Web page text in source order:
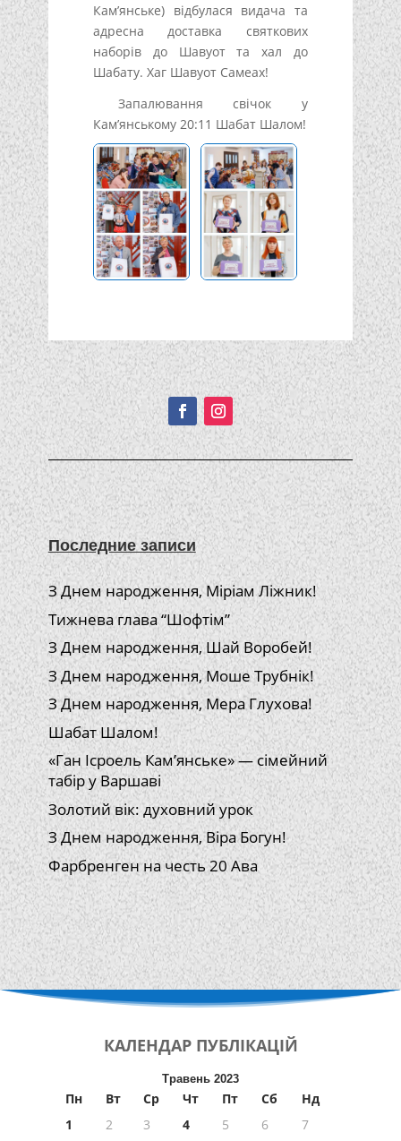
Кам’янське) відбулася видача та
адресна доставка святкових
наборів до Шавуот та хал до
Шабату. Хаг Шавуот Самеах!
Запалювання свічок у
Кам’янському 20:11 Шабат Шалом!
Подписывайтесь!
Последние записи
З Днем народження, Міріам Ліжник!
Тижнева глава “Шофтім”
З Днем народження, Шай Воробей!
З Днем народження, Моше Трубнік!
З Днем народження, Мера Глухова!
Шабат Шалом!
«Ган Ісроель Кам’янське» — сімейний
табір у Варшаві
Золотий вік: духовний урок
З Днем народження, Віра Богун!
Фарбренген на честь 20 Ава
КАЛЕНДАР ПУБЛІКАЦІЙ
Травень 2023
Пн Вт Ср Чт Пт Сб
Нд
1
2 3 4 5 6
7